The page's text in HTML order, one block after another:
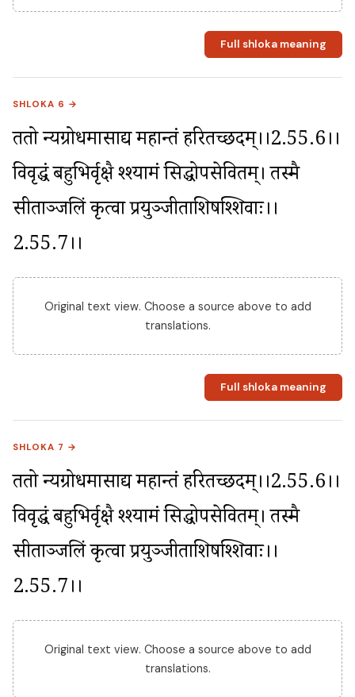
Full shloka meaning
SHLOKA 6 →
ततो न्यग्रोधमासाद्य महान्तं हरितच्छदम्।।2.55.6।।
विवृद्धं बहुभिर्वृक्षै श्श्यामं सिद्धोपसेवितम्। तस्मै
सीताञ्जलिं कृत्वा प्रयुञ्जीताशिषश्शिवाः।।
2.55.7।।
Original text view. Choose a source above to add
translations.
Full shloka meaning
SHLOKA 7 →
ततो न्यग्रोधमासाद्य महान्तं हरितच्छदम्।।2.55.6।।
विवृद्धं बहुभिर्वृक्षै श्श्यामं सिद्धोपसेवितम्। तस्मै
सीताञ्जलिं कृत्वा प्रयुञ्जीताशिषश्शिवाः।।
2.55.7।।
Original text view. Choose a source above to add
translations.